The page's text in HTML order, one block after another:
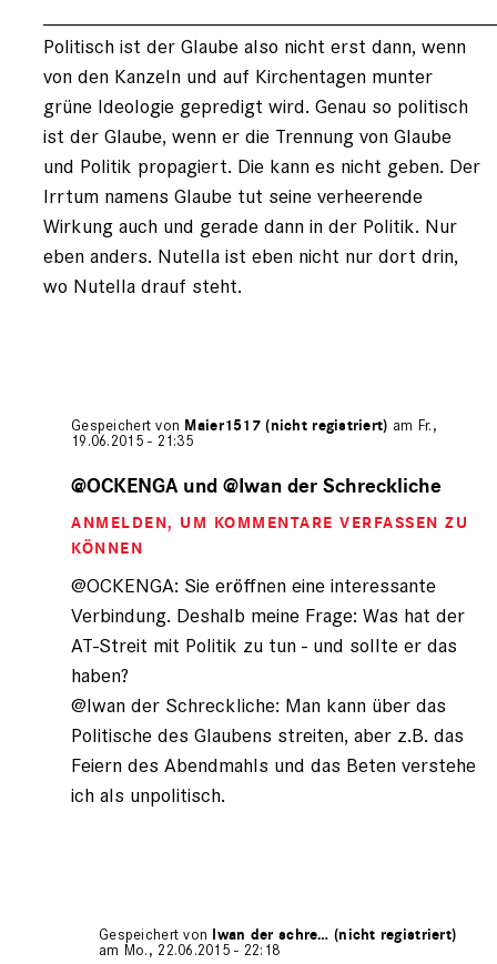
Politisch ist der Glaube also nicht erst dann, wenn
von den Kanzeln und auf Kirchentagen munter
grüne Ideologie gepredigt wird. Genau so politisch
ist der Glaube, wenn er die Trennung von Glaube
und Politik propagiert. Die kann es nicht geben. Der
Irrtum namens Glaube tut seine verheerende
Wirkung auch und gerade dann in der Politik. Nur
eben anders. Nutella ist eben nicht nur dort drin,
wo Nutella drauf steht.
Gespeichert von Maier1517 (nicht registriert) am Fr.,
19.06.2015 - 21:35
auf
Iwan
der
(nicht
registriert)
@OCKENGA und @Iwan der Schreckliche
ANMELDEN, UM KOMMENTARE VERFASSEN ZU
KÖNNEN
@OCKENGA: Sie eröffnen eine interessante
Verbindung. Deshalb meine Frage: Was hat der
AT-Streit mit Politik zu tun - und sollte er das
haben?
@Iwan der Schreckliche: Man kann über das
Politische des Glaubens streiten, aber z.B. das
Feiern des Abendmahls und das Beten verstehe
ich als unpolitisch.
Gespeichert von Iwan der schre… (nicht registriert)
am Mo., 22.06.2015 - 22:18